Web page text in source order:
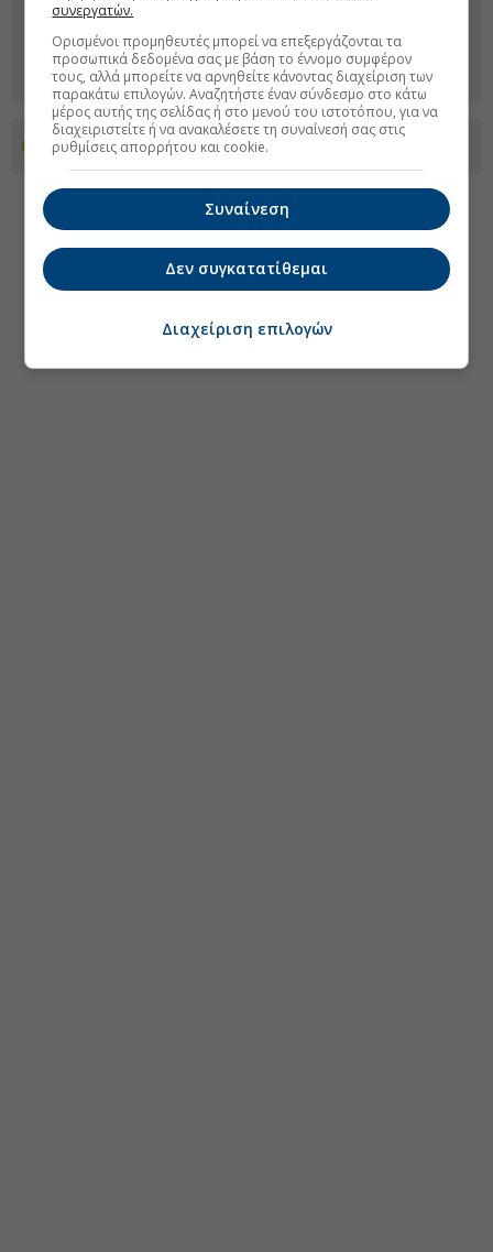
Προσθέστε το euro2day.gr στο Discover
συνεργατών.
Ορισμένοι προμηθευτές μπορεί να επεξεργάζονται τα
προσωπικά δεδομένα σας με βάση το έννομο συμφέρον
τους, αλλά μπορείτε να αρνηθείτε κάνοντας διαχείριση των
παρακάτω επιλογών. Αναζητήστε έναν σύνδεσμο στο κάτω
μέρος αυτής της σελίδας ή στο μενού του ιστοτόπου, για να
διαχειριστείτε ή να ανακαλέσετε τη συναίνεσή σας στις
ρυθμίσεις απορρήτου και cookie.
Συναίνεση
Δεν συγκατατίθεμαι
Διαχείριση επιλογών